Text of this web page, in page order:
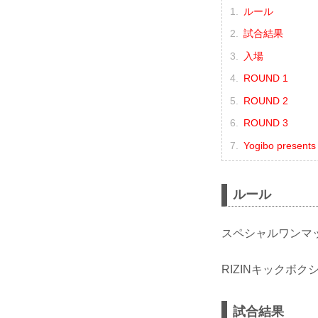
ルール
試合結果
入場
ROUND 1
ROUND 2
ROUND 3
Yogibo
ルール
スペシャルワンマ
RIZINキックボク
試合結果